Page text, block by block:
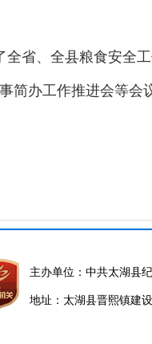
全省、全县粮食安全
简办工作推进会等会
主办单位：中共太湖县
地址：太湖县晋熙镇建